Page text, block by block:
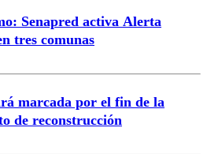
Senapred activa Alerta
tres comunas
marcada por el fin de la
de reconstrucción